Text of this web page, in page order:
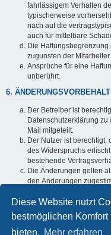
Diese Website nutzt
bestmöglichen
bieten. Mehr erfahren
fahrlässigem Verhalten
typischerweise
nach auf die
auch für mittelbare
Die Haftungsbegrenzung
zugunsten der
Ansprüche für eine
unberührt.
6. ÄNDERUNGSVORBEHALT
Der Betreiber ist
Datenschutzerklärung
Mail mitgeteilt.
Der Nutzer ist
des Widerspruchs
bestehende
Die Änderungen gelten
den Änderungen
Informationen über den
sind in der